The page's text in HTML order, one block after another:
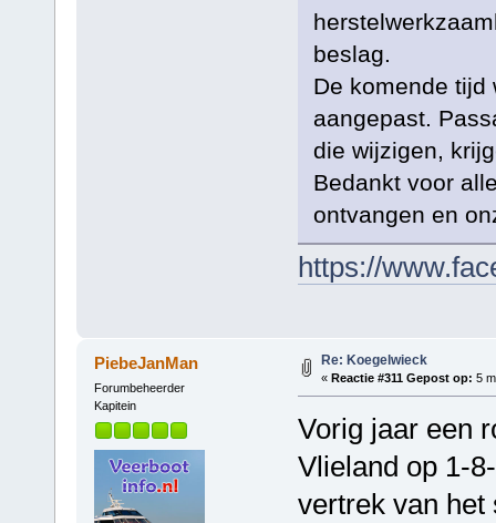
beslag.
De komende tijd
aangepast.
die wijzigen,
Bedankt voor
ontvangen en
https://
PiebeJanMan
Forumbeheerder
Kapitein
Re: Koegelwieck
« Reactie #311 Gepost op: 5
Vorig jaar een
Vlieland op 1-
vertrek van